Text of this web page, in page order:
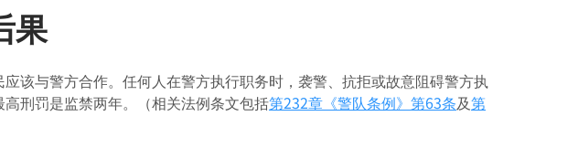
果
该与警方合作。任何人在警方执行职务时，袭警、抗拒或故意阻碍警方执
刑罚是监禁两年。（相关法例条文包括第232章《警队条例》第63条及第